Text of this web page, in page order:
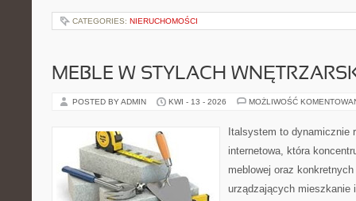
CATEGORIES: NIERUCHOMOŚCI
MEBLE W STYLACH
POSTED BY ADMIN KWI - 13 - 2026 MOŻLIWOŚĆ
Italsystem to dynamicznie
internetowa, która
meblowej oraz
urządzających mieszkanie